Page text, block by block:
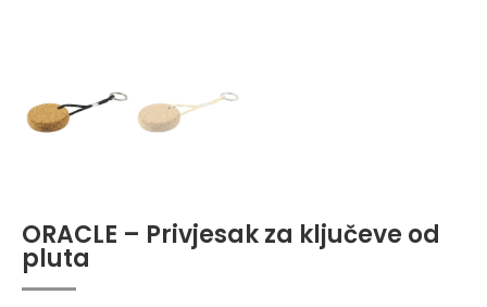
ORACLE – Privjesak za ključeve od
pluta